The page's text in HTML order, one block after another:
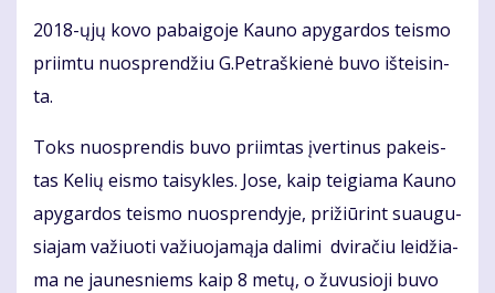
2018-ųjų ko­vo pa­bai­go­je Kau­no apy­gar­dos teis­mo
pri­im­tu nuosp­ren­džiu G.Pet­raš­kie­nė bu­vo iš­tei­sin­
ta.
Toks nuosp­ren­dis bu­vo pri­im­tas įver­ti­nus pa­keis­
tas Ke­lių eis­mo tai­syk­les. Jo­se, kaip tei­gia­ma Kau­no
apy­gar­dos teis­mo nuosp­ren­dy­je, pri­žiū­rint su­au­gu­
sia­jam va­žiuo­ti va­žiuo­ja­mą­ja da­li­mi dvi­ra­čiu lei­džia­
ma ne jau­nes­niems kaip 8 me­tų, o žu­vu­sio­ji bu­vo